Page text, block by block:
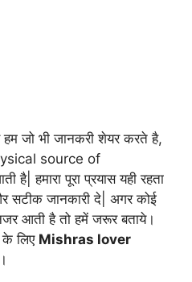
हम जो भी जानकरी शेयर करते है,
source of
है| हमारा पूरा प्रयास यही रहता
सटीक जानकारी दे| अगर कोई
आती है तो हमें जरूर बताये।
के लिए Mishras lover